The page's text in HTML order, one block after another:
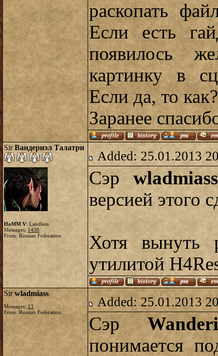
раскопать
Если есть
появилось
картинку в
Если да, то как?
Заранее
SirВандериэл Талатри
HoMM V: Landless
Messages: 1438
From: Russian Federation
Added: 25.01.2013
Сэр wladmiass
версией этого
Хотя вынуть
утилитой
Sirwladmiass
Messages:13
From: Russian Federation
Added: 25.01.2013
Сэр
понимается